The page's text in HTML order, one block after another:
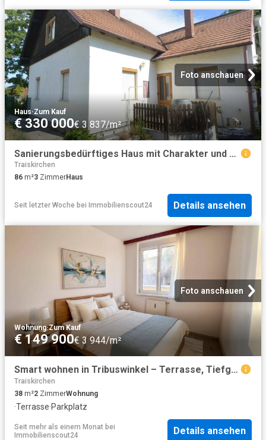
Foto anschauen
Haus·Zum Kauf
€ 330 000€ 3 837/m²
Sanierungsbedürftiges Haus mit Charakter und Potenzial!
Traiskirchen
86 m²3 ZimmerHaus
Seit letzter Woche bei Immobilienscout24 Details ansehen
Foto anschauen
Wohnung·Zum Kauf
€ 149 900€ 3 944/m²
Smart wohnen in Tribuswinkel – Terrasse, Tiefgarage, Abstellplatz und Top Infrastruktur
Traiskirchen
38 m²2 ZimmerWohnung
·Terrasse·Parkplatz
Seit mehr als einem Monat bei
Immobilienscout24
Details ansehen